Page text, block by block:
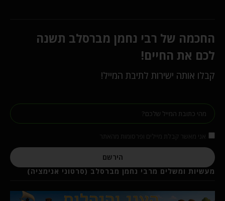
החכמה של רבי נחמן מברסלב תשנה
לכם את החיים!
קבלו אותה ישירות לתיבת המייל!
הירשם
מעשיות ומשלים מרבי נחמן מברסלב (סרטוני אנימציה)